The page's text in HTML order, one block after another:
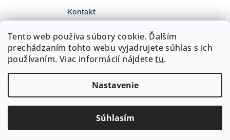
Tento web používa súbory cookie. Ďalším
prechádzaním tohto webu vyjadrujete súhlas s ich
používaním. Viac informácií nájdetetu.
Nastavenie
Súhlasím
Kontakt
+421 918 468 475
fb.com/adamshop.sk
adamshop.sk
Vytvoril Shoptet